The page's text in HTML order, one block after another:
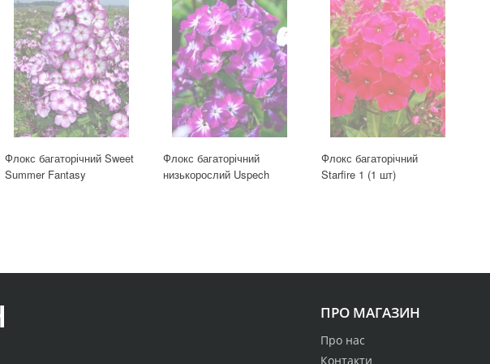
Флокс багаторічний Sweet
Summer Fantasy
Флокс багаторічний
низькорослий Uspech
Флокс багаторічний
Starfire 1 (1 шт)
ПРО МАГАЗИН
Про нас
Контакти